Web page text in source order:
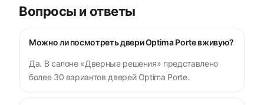
Вопросы и ответы
Можно ли посмотреть двери Optima Porte вживую?
Да. В салоне «Дверные решения» представлено
более 30 вариантов дверей Optima Porte.